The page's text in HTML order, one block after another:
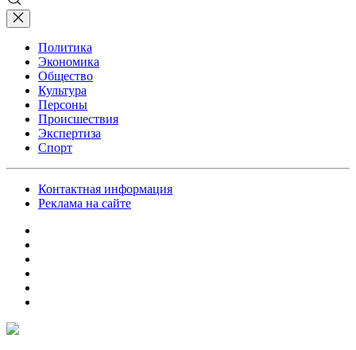
Политика
Экономика
Общество
Культура
Персоны
Происшествия
Экспертиза
Спорт
Контактная информация
Реклама на сайте